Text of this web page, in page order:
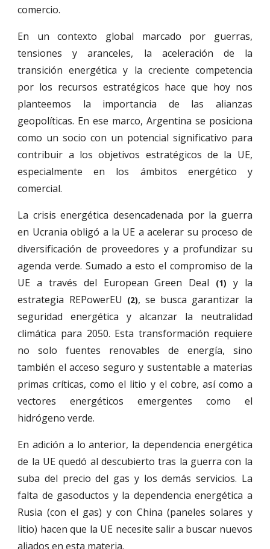
comercio.
En un contexto global marcado por guerras,
tensiones y aranceles, la aceleración de la
transición energética y la creciente competencia
por los recursos estratégicos hace que hoy nos
planteemos la importancia de las alianzas
geopolíticas. En ese marco, Argentina se posiciona
como un socio con un potencial significativo para
contribuir a los objetivos estratégicos de la UE,
especialmente en los ámbitos energético y
comercial.
La crisis energética desencadenada por la guerra
en Ucrania obligó a la UE a acelerar su proceso de
diversificación de proveedores y a profundizar su
agenda verde. Sumado a esto el compromiso de la
UE a través del European Green Deal
(1)
y la
estrategia REPowerEU
(2), se busca garantizar la
seguridad energética y alcanzar la neutralidad
climática para 2050. Esta transformación requiere
no solo fuentes renovables de energía, sino
también el acceso seguro y sustentable a materias
primas críticas, como el litio y el cobre, así como a
vectores energéticos emergentes como el
hidrógeno verde.
En adición a lo anterior, la dependencia energética
de la UE quedó al descubierto tras la guerra con la
suba del precio del gas y los demás servicios. La
falta de gasoductos y la dependencia energética a
Rusia (con el gas) y con China (paneles solares y
litio) hacen que la UE necesite salir a buscar nuevos
aliados en esta materia.